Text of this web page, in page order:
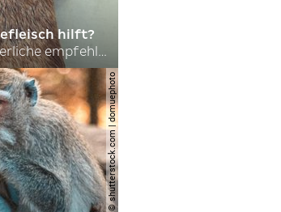
hilft?
nordkoreas sommerliche empfehlungen
© shutterstock.com | domuephoto